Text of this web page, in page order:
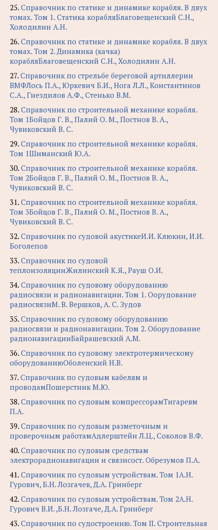
25. Справочник по статике и динамике корабля. В двух
томах. Том 1. Статика корабляБлаговещенский С.Н.,
Холодилин А.Н.
26. Справочник по статике и динамике корабля. В двух
томах. Том 2. Динамика (качка)
корабляБлаговещенский С.Н., Холодилин А.Н.
27. Справочник по стрельбе береговой артиллерии
ВМФЛось П.А., Юркевич Б.И., Нога Л.Л., Константинов
С.А., Гнездилов А.Ф., Стенько В.М.
28. Справочник по строительной механике корабля.
Том 1Бойцов Г. В., Палий О. М., Постнов В. А.,
Чувиковский В. С.
29. Справочник по строительной механике корабля.
Том 1Шиманский Ю.А.
30. Справочник по строительной механике корабля.
Том 2Бойцов Г. В., Палий О. М., Постнов В. А.,
Чувиковский В. С.
31. Справочник по строительной механике корабля.
Том 3Бойцов Г. В., Палий О. М., Постнов В. А.,
Чувиковский В. С.
32. Справочник по судовой акустикеИ.И. Клюкин, И.И.
Боголепов
33. Справочник по судовой
теплоизоляцииЖилинский К.Я., Рауш О.И.
34. Справочник по судовому оборудованию
радиосвязи и радионавигации. Том 1. Оорудование
радиосвязиМ. В. Вершков, А. С. Зудов
35. Справочник по судовому оборудованию
радиосвязи и радионавигации. Том 2. Оборудование
радионавигацииБайрашевский А.М.
36. Справочник по судовому электротермическому
оборудованиюОболенский Н.В.
37. Справочник по судовым кабелям и
проводамПошерстник М.Ю.
38. Справочник по судовым компрессорамТигаревм
П.А.
39. Справочник по судовым разметочным и
проверочным работамАдлерштейн Л.Ц., Соколов В.Ф.
40. Справочник по судовым средствам
электрорадионавигации и связисост. Обрезумов П.А.
41. Справочник по судовым устройствам. Том 1А.Н.
Гурович, Б.Н. Лозгачев, Д.А. Гринберг
42. Справочник по судовым устройствам. Том 2А.Н.
Гурович В.И. ,Б.Н. Лозгаче, Д.А. Гринберг
43. Справочник по судостроению. Том II. Строительная